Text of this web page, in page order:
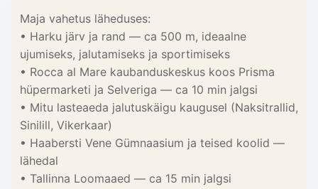
Maja vahetus läheduses:
• Harku järv ja rand — ca 500 m, ideaalne
ujumiseks, jalutamiseks ja sportimiseks
• Rocca al Mare kaubanduskeskus koos Prisma
hüpermarketi ja Selveriga — ca 10 min jalgsi
• Mitu lasteaeda jalutuskäigu kaugusel (Naksitrallid,
Sinilill, Vikerkaar)
• Haabersti Vene Gümnaasium ja teised koolid —
lähedal
• Tallinna Loomaaed — ca 15 min jalgsi